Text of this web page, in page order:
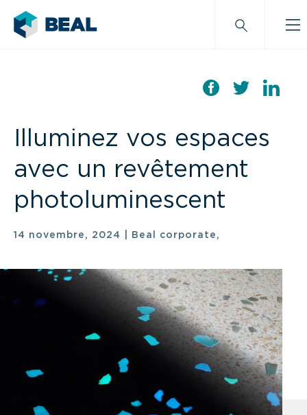
Illuminez vos espaces
avec un revêtement
photoluminescent
14 novembre, 2024 Beal corporate,